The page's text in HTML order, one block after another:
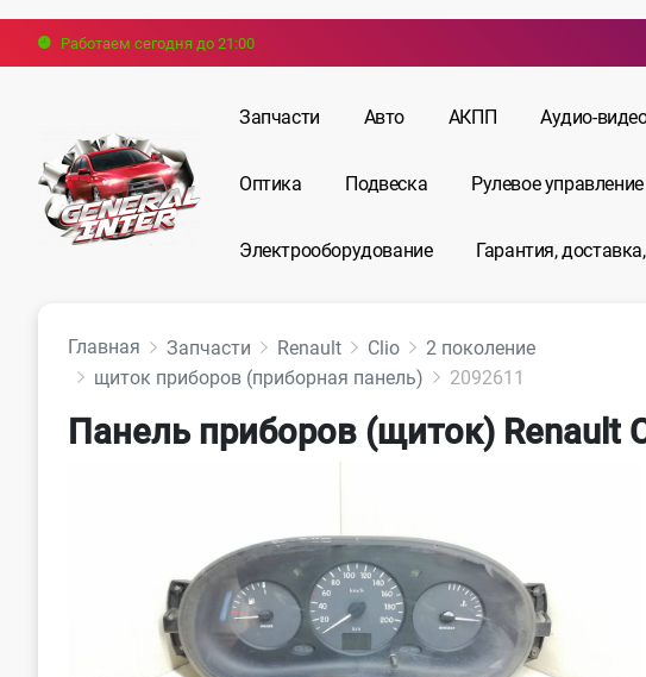
Работаем сегодня до 21:00
Запчасти Авто АКПП Аудио-
Оптика Подвеска Рулевое управление
Электрооборудование Гарантия,
Главная Запчасти Renault Clio
2 поколение
щиток приборов (приборная панель)
2092611
Панель приборов (щиток) Renault